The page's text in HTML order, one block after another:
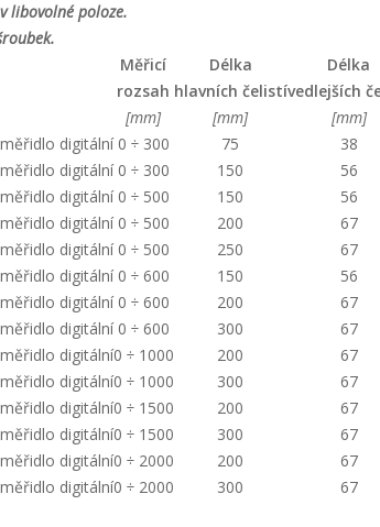
libovolné poloze.
Měřicí
rozsah
Délka
hlavních čelistí
Délka
vedlejších
[mm]
[mm]
[mm]
digitální 0 ÷ 300 75 38
digitální 0 ÷ 300 150 56
digitální 0 ÷ 500 150 56
digitální 0 ÷ 500 200 67
digitální 0 ÷ 500 250 67
digitální 0 ÷ 600 150 56
digitální 0 ÷ 600 200 67
digitální 0 ÷ 600 300 67
digitální0 ÷ 1000 200 67
digitální0 ÷ 1000 300 67
digitální0 ÷ 1500 200 67
digitální0 ÷ 1500 300 67
digitální0 ÷ 2000 200 67
digitální0 ÷ 2000 300 67